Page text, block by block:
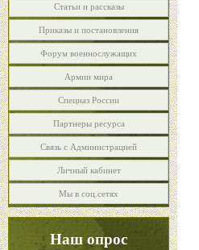
Статьи и рассказы
Приказы и постановления
Форум военнослужащих
Армии мира
Спецназ России
Партнеры ресурса
Связь с Администрацией
Личный кабинет
Мы в соц.сетях
Наш опрос